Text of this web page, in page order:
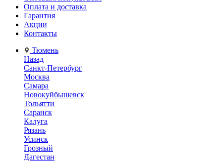
Оплата и доставка
Гарантия
Акции
Контакты
Тюмень
Назад
Санкт-Петербург
Москва
Самара
Новокуйбышевск
Тольятти
Саранск
Калуга
Рязань
Усинск
Грозный
Дагестан